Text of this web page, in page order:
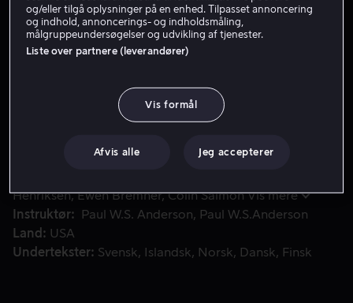
Køb 139 kr
En ekspedition af videnskabsmænd og eventyrer rejser
En ekspedition af videnskabsmænd og eventyrer rejser
til Antarktis for at udforske fundet af en kæmpe
Henriksen Ewen Bremner Colin Salmon Vis mere
Instruktør
Paul W.S. Anderson
Paul W.S.Anderson
Land
USA
Undertekster
Svensk Islandsk Norsk Dansk Finsk
og/eller tilgå oplysninger på en enhed. Tilpasset annoncering
og indhold, annoncerings- og indholdsmåling,
målgruppeundersøgelser og udvikling af tjenester.
Liste over partnere (leverandører)
Vis formål
Afvis alle Jeg accepterer